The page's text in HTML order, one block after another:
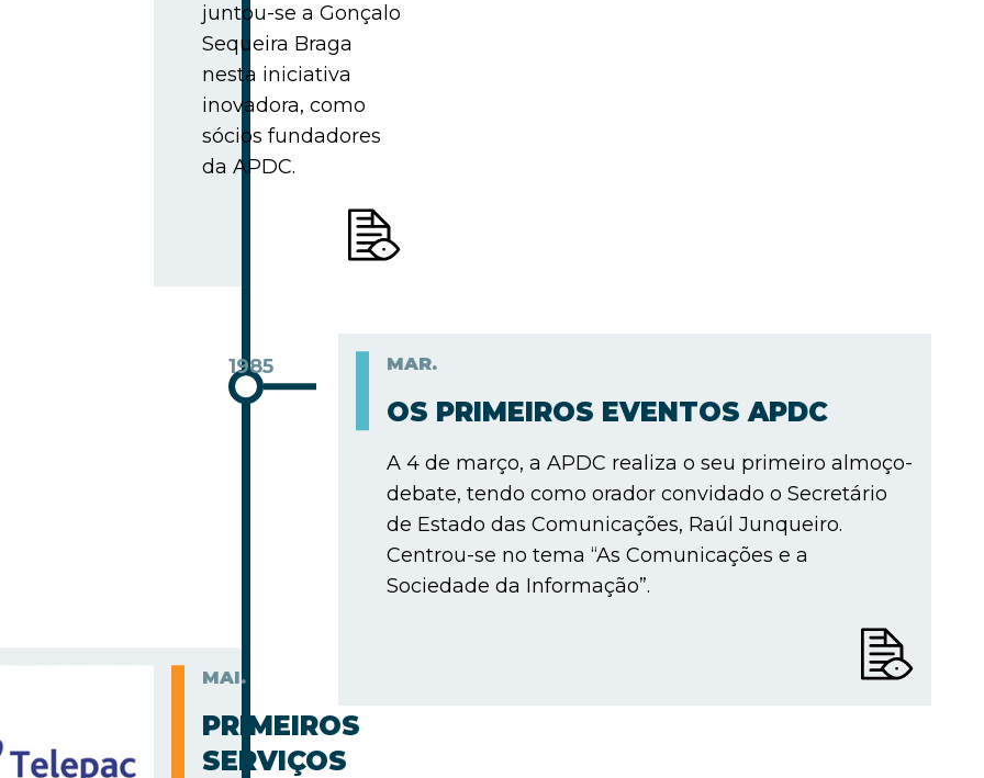
juntou-se a Gonçalo
Sequeira Braga
nesta iniciativa
inovadora, como
sócios fundadores
da APDC.
1985 MAR.
OS PRIMEIROS EVENTOS APDC
A 4 de março, a APDC realiza o seu primeiro almoço-
debate, tendo como orador convidado o Secretário
de Estado das Comunicações, Raúl Junqueiro.
Centrou-se no tema “As Comunicações e a
Sociedade da Informação”.
MAI.
PRIMEIROS
SERVIÇOS